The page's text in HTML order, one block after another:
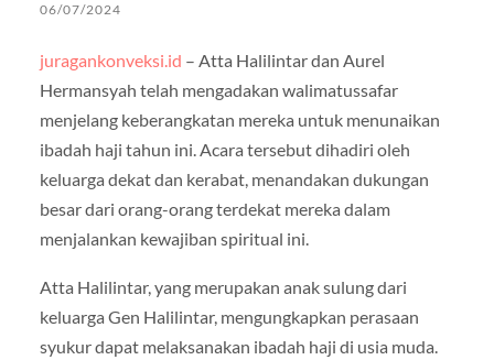
06/07/2024
juragankonveksi.id – Atta Halilintar dan Aurel
Hermansyah telah mengadakan walimatussafar
menjelang keberangkatan mereka untuk menunaikan
ibadah haji tahun ini. Acara tersebut dihadiri oleh
keluarga dekat dan kerabat, menandakan dukungan
besar dari orang-orang terdekat mereka dalam
menjalankan kewajiban spiritual ini.
Atta Halilintar, yang merupakan anak sulung dari
keluarga Gen Halilintar, mengungkapkan perasaan
syukur dapat melaksanakan ibadah haji di usia muda.